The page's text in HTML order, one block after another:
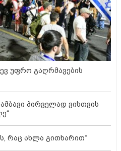
უფრო გაღრმავების
პირველად ვისთვის
რაც ახლა გითხარით“